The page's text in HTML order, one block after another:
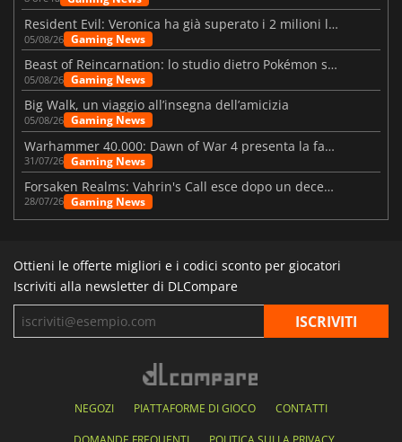
Resident Evil: Veronica ha già superato i 2 milioni liste dei desideri
05/08/26 Gaming News
Beast of Reincarnation: lo studio dietro Pokémon su una nuova strada
05/08/26 Gaming News
Big Walk, un viaggio all’insegna dell’amicizia
05/08/26 Gaming News
Warhammer 40.000: Dawn of War 4 presenta la fazione dei Necron
31/07/26 Gaming News
Forsaken Realms: Vahrin's Call esce dopo un decennio di sviluppo
28/07/26 Gaming News
Ottieni le offerte migliori e i codici sconto per giocatori
Iscriviti alla newsletter di DLCompare
NEGOZI PIATTAFORME DI GIOCO CONTATTI